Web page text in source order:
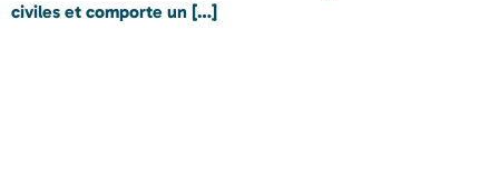
civiles et comporte un […]